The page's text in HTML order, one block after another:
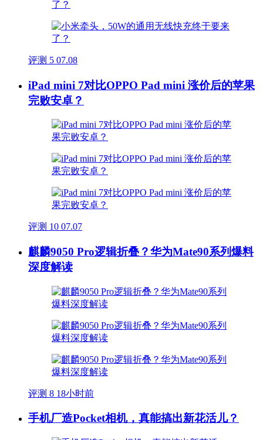
评测 5 07.08
iPad mini 7对比OPPO Pad mini 涨价后的苹果
完败安卓？
评测 10 07.07
麒麟9050 Pro逻辑折叠？华为Mate90系列爆料
深度解读
评测 8 18小时前
手机厂造Pocket相机，真能搞出新花活儿？